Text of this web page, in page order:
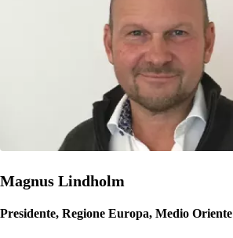
Magnus Lindholm
Presidente, Regione Europa, Medio